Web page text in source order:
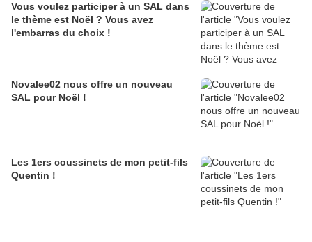
Vous voulez participer à un SAL dans
le thème est Noël ? Vous avez
l'embarras du choix !
Novalee02 nous offre un nouveau
SAL pour Noël !
Les 1ers coussinets de mon petit-fils
Quentin !